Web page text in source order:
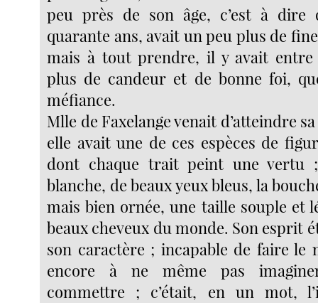
peu près de son âge, c’est à dire
quarante ans, avait un peu plus de
mais à tout prendre, il y avait entre
plus de candeur et de bonne foi,
méfiance.
Mlle de Faxelange venait d’atteindre
elle avait une de ces espèces de
dont chaque trait peint une vertu
blanche, de beaux yeux bleus, la
mais bien ornée, une taille souple et
beaux cheveux du monde. Son esprit
son caractère ; incapable de faire le
encore à ne même pas
commettre ; c’était, en un mot,